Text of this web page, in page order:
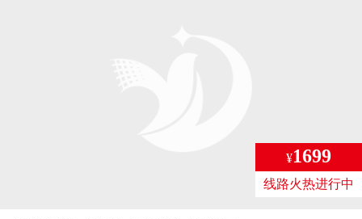
¥1699
线路火热进行中